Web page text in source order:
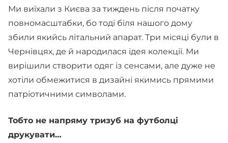
Ми виїхали з Києва за тиждень після початку
повномасштабки, бо тоді біля нашого дому
збили якийсь літальний апарат. Три місяці були в
Чернівцях, де й народилася ідея колекції. Ми
вирішили створити одяг із сенсами, але дуже не
хотіли обмежитися в дизайні якимись прямими
патріотичними символами.
Тобто не напряму тризуб на футболці
друкувати…